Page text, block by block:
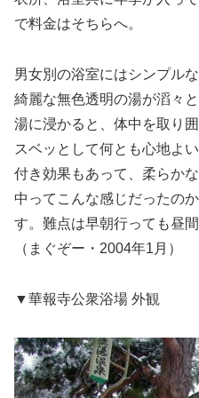
で料金はそちらへ。
男女別の浴室にはシンプル
綺麗な無色透明の湯が滔々
湯に浸かると、体中を取り
スベッとして何とも心地よ
付き効果もあって、柔らか
中ってこんな感じだったの
す。難点は早朝行っても昼
（まぐぞー・2004年1月）
▼華報寺公衆浴場 外観